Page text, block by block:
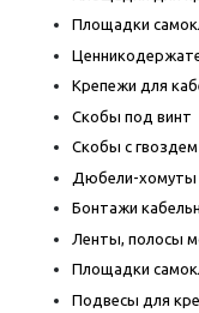
Площадки
Крепежи для
Скобы под винт
Скобы с гвоздем
Дюбели-хомуты
Бонтажи
Ленты, полосы
Площадки
Подвесы для